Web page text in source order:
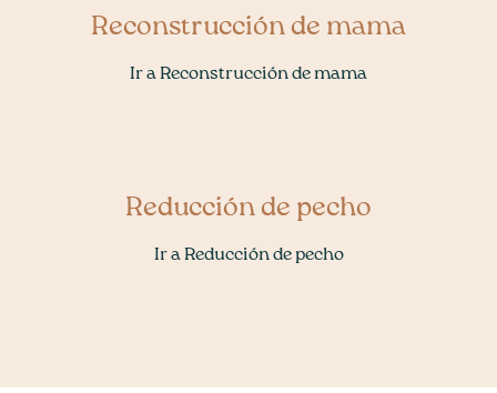
Reconstrucción de mama
Ir a Reconstrucción de mama
Reducción de pecho
Ir a Reducción de pecho